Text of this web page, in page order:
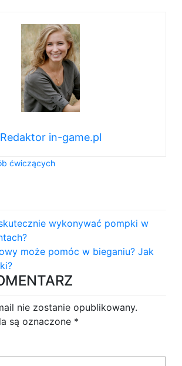
Redaktor in-game.pl
ćwiczących
wykonywać pompki w
może pomóc w bieganiu? Jak
nie zostanie opublikowany.
są oznaczone *